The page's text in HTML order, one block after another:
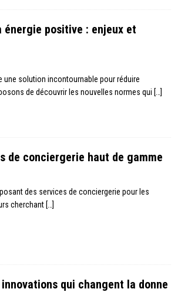
positive : enjeux et
une solution incontournable pour réduire
de découvrir les nouvelles normes qui […]
de conciergerie haut de gamme
des services de conciergerie pour les
cherchant […]
qui changent la donne